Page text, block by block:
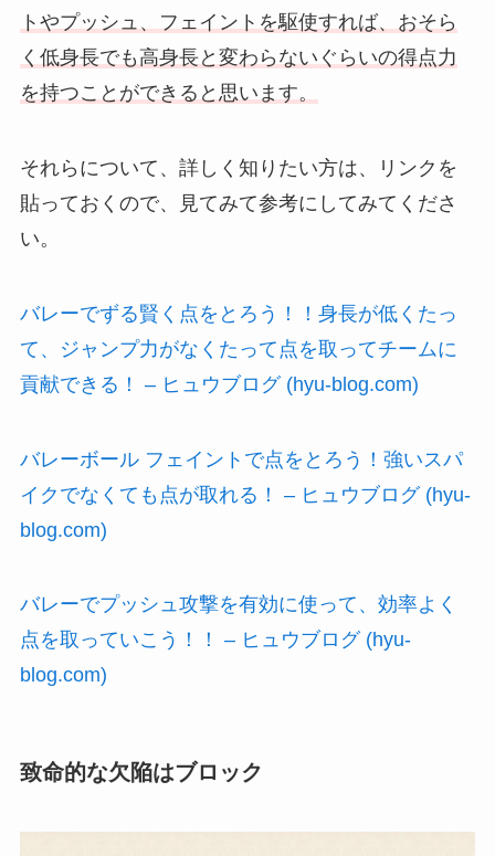
トやプッシュ、フェイントを駆使すれば、おそら
く低身長でも高身長と変わらないぐらいの得点力
を持つことができると思います。
それらについて、詳しく知りたい方は、リンクを
貼っておくので、見てみて参考にしてみてくださ
い。
バレーでずる賢く点をとろう！！身長が低くたっ
て、ジャンプ力がなくたって点を取ってチームに
貢献できる！ – ヒュウブログ (hyu-blog.com)
バレーボール フェイントで点をとろう！強いスパ
イクでなくても点が取れる！ – ヒュウブログ (hyu-
blog.com)
バレーでプッシュ攻撃を有効に使って、効率よく
点を取っていこう！！ – ヒュウブログ (hyu-
blog.com)
致命的な欠陥はブロック